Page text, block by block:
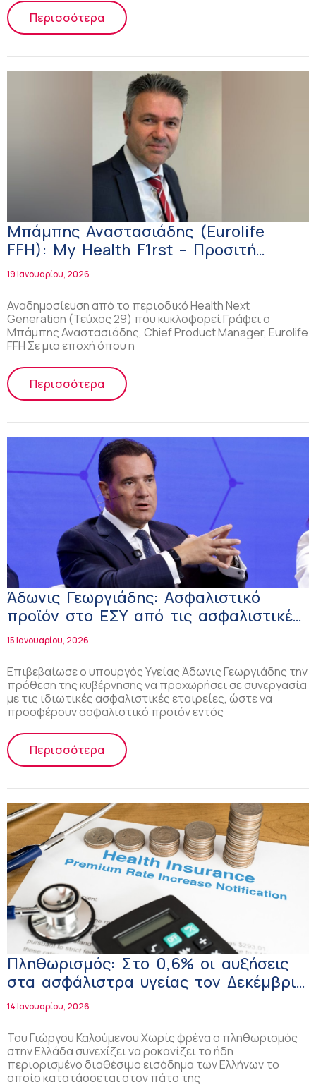
Περισσότερα
Μπάμπης Αναστασιάδης (Eurolife
FFH): My Health F1rst – Προσιτή
ασφάλιση υγείας με ελευθερία
επιλογής από τον ασφαλισμένο
19 Ιανουαρίου, 2026
Αναδημοσίευση από το περιοδικό Health Next
Generation (Τεύχος 29) που κυκλοφορεί Γράφει ο
Μπάμπης Αναστασιάδης, Chief Product Manager, Eurolife
FFH Σε μια εποχή όπου η
Περισσότερα
Άδωνις Γεωργιάδης: Ασφαλιστικό
προϊόν στο ΕΣΥ από τις ασφαλιστικές
εταιρείες
15 Ιανουαρίου, 2026
Επιβεβαίωσε ο υπουργός Υγείας Άδωνις Γεωργιάδης την
πρόθεση της κυβέρνησης να προχωρήσει σε συνεργασία
με τις ιδιωτικές ασφαλιστικές εταιρείες, ώστε να
προσφέρουν ασφαλιστικό προϊόν εντός
Περισσότερα
Πληθωρισμός: Στο 0,6% οι αυξήσεις
στα ασφάλιστρα υγείας τον Δεκέμβριο
– Στο 0,4% οι υπηρεσίες Υγείας
14 Ιανουαρίου, 2026
Του Γιώργου Καλούμενου Χωρίς φρένα ο πληθωρισμός
στην Ελλάδα συνεχίζει να ροκανίζει το ήδη
περιορισμένο διαθέσιμο εισόδημα των Ελλήνων το
οποίο κατατάσσεται στον πάτο της